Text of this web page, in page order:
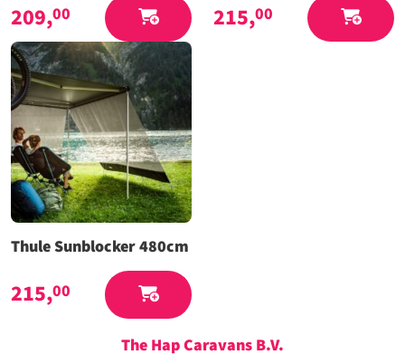
209,00 215,00
Thule Sunblocker 480cm
215,00
The Hap Caravans B.V.